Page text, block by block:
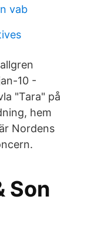
vab
10 -
"Tara" på
hem
Nordens
Son